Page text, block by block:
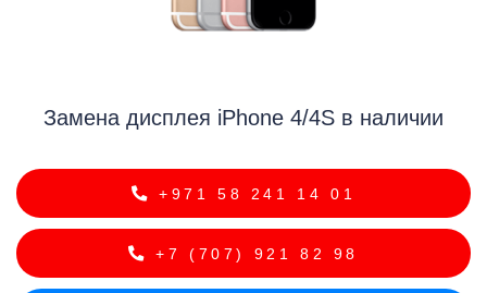
Замена дисплея iPhone 4/4S в наличии
+971 58 241 14 01
+7 (707) 921 82 98